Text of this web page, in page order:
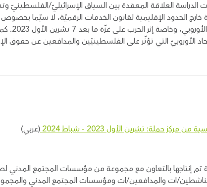
خارج الحدود الإقليمية لقانون الخدمات الرقميّة، لا سيّما
عن
الأوروبيّ التي تؤثّر على الفلسطينيّين والمدافعين عن حقوق
مركز حملة: تشرين الأول 2023 - شباط 2024
(عربي)
تم إنتاجها بالتعاون مع مجموعة من مؤسسات المجتمع المدني
ات والمدافعين/ات ومؤسسات المجتمع المدني